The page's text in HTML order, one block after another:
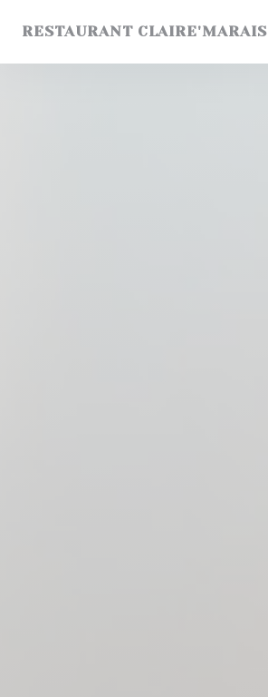
RESTAURANT CLAIRE'MARAIS